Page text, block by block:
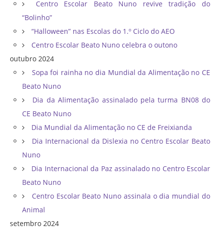
Centro Escolar Beato Nuno revive tradição do
“Bolinho”
“Halloween” nas Escolas do 1.º Ciclo do AEO
Centro Escolar Beato Nuno celebra o outono
outubro 2024
Sopa foi rainha no dia Mundial da Alimentação no CE
Beato Nuno
Dia da Alimentação assinalado pela turma BN08 do
CE Beato Nuno
Dia Mundial da Alimentação no CE de Freixianda
Dia Internacional da Dislexia no Centro Escolar Beato
Nuno
Dia Internacional da Paz assinalado no Centro Escolar
Beato Nuno
Centro Escolar Beato Nuno assinala o dia mundial do
Animal
setembro 2024